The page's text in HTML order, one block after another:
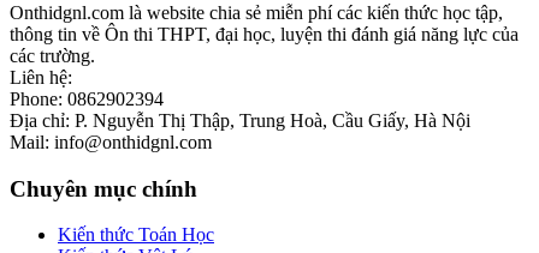
Onthidgnl.com là website chia sẻ miễn phí các kiến thức học tập,
thông tin về Ôn thi THPT, đại học, luyện thi đánh giá năng lực của
các trường.
Liên hệ:
Phone: 0862902394
Địa chỉ: P. Nguyễn Thị Thập, Trung Hoà, Cầu Giấy, Hà Nội
Mail: info@onthidgnl.com
Chuyên mục chính
Kiến thức Toán Học